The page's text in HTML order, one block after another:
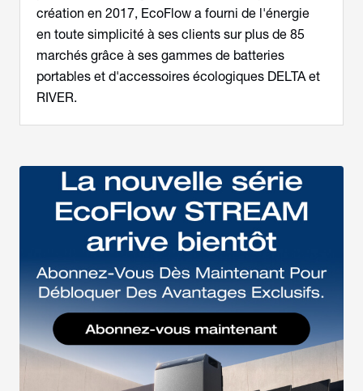
création en 2017, EcoFlow a fourni de l'énergie
en toute simplicité à ses clients sur plus de 85
marchés grâce à ses gammes de batteries
portables et d'accessoires écologiques DELTA et
RIVER.